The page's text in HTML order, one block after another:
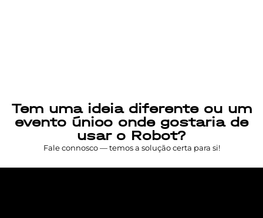
Tem uma ideia diferente ou um
evento único onde gostaria de
usar o Robot?
Fale connosco — temos a solução certa para si!